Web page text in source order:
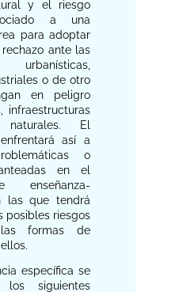
y el riesgo
a una
para adoptar
ante las
o de otro
en peligro
infraestructuras
El
así a
o
en el
enseñanza-
las que tendrá
posibles riesgos
formas de
específica se
siguientes